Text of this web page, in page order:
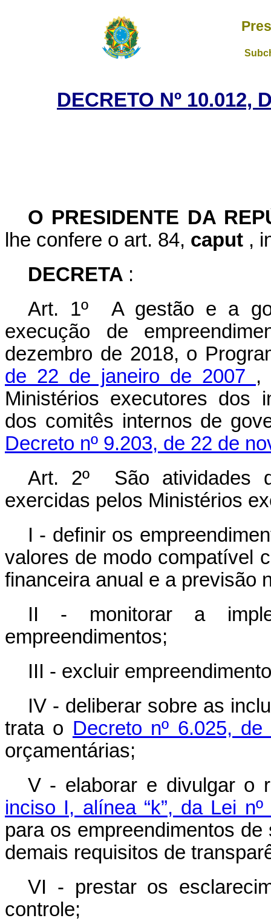
DECRETO Nº 10.012,
O PRESIDENTE DA
lhe confere o art. 84, caput ,
DECRETA :
Art. 1º A gestão e a
execução de
dezembro de 2018, o
de 22 de janeiro de 2007 ,
Ministérios executores dos
dos comitês internos de
Decreto nº 9.203, de 22 de
Art. 2º São atividades
exercidas pelos Ministérios
I - definir os
valores de modo compatível
financeira anual e a previsão
II - monitorar a
empreendimentos;
III - excluir
IV - deliberar sobre as
trata o Decreto nº 6.025,
orçamentárias;
V - elaborar e divulgar o
inciso I, alínea “k”, da Lei
para os empreendimentos
demais requisitos de
VI - prestar os
controle;